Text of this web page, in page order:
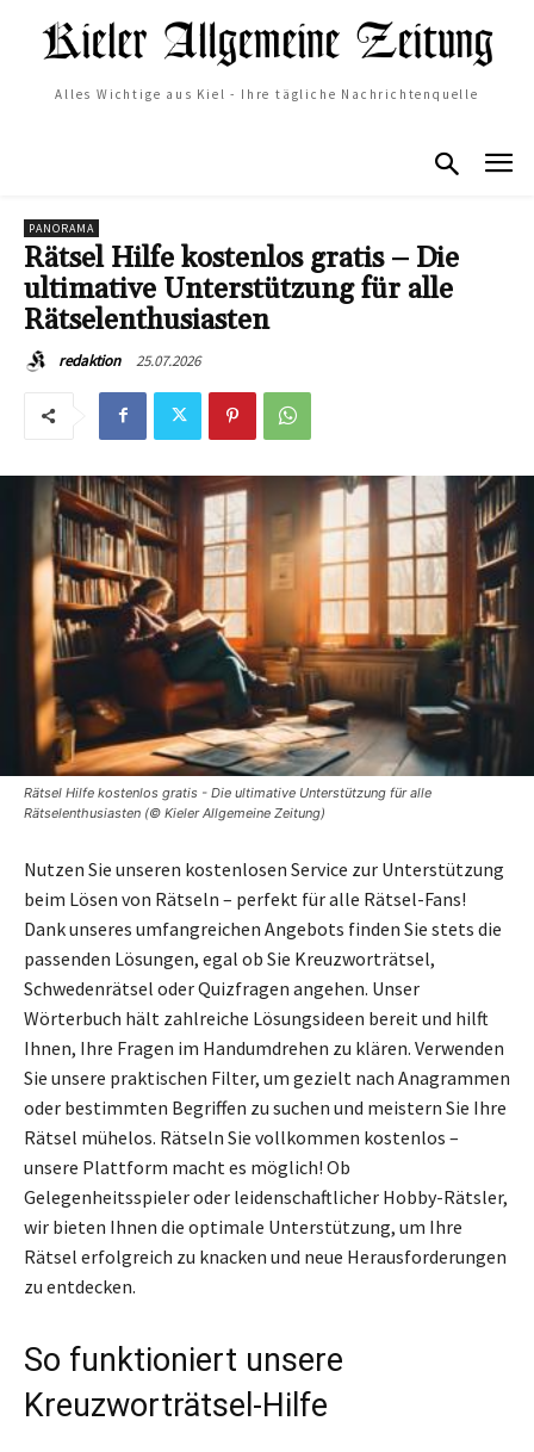
Alles Wichtige aus Kiel - Ihre tägliche Nachrichtenquelle
PANORAMA
Rätsel Hilfe kostenlos gratis – Die
ultimative Unterstützung für alle
Rätselenthusiasten
redaktion 25.07.2026
Rätsel Hilfe kostenlos gratis - Die ultimative Unterstützung für alle
Rätselenthusiasten (© Kieler Allgemeine Zeitung)
Nutzen Sie unseren kostenlosen Service zur Unterstützung
beim Lösen von Rätseln – perfekt für alle Rätsel-Fans!
Dank unseres umfangreichen Angebots finden Sie stets die
passenden Lösungen, egal ob Sie Kreuzworträtsel,
Schwedenrätsel oder Quizfragen angehen. Unser
Wörterbuch hält zahlreiche Lösungsideen bereit und hilft
Ihnen, Ihre Fragen im Handumdrehen zu klären. Verwenden
Sie unsere praktischen Filter, um gezielt nach Anagrammen
oder bestimmten Begriffen zu suchen und meistern Sie Ihre
Rätsel mühelos. Rätseln Sie vollkommen kostenlos –
unsere Plattform macht es möglich! Ob
Gelegenheitsspieler oder leidenschaftlicher Hobby-Rätsler,
wir bieten Ihnen die optimale Unterstützung, um Ihre
Rätsel erfolgreich zu knacken und neue Herausforderungen
zu entdecken.
So funktioniert unsere
Kreuzworträtsel-Hilfe